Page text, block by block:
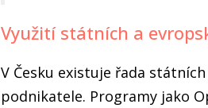
Využití státních a
V Česku existuje řada
podnikatele. Programy jako